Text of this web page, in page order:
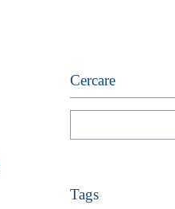
Cercare
Tags